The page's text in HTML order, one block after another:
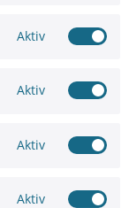
Aktiv
Aktiv
Aktiv
Aktiv